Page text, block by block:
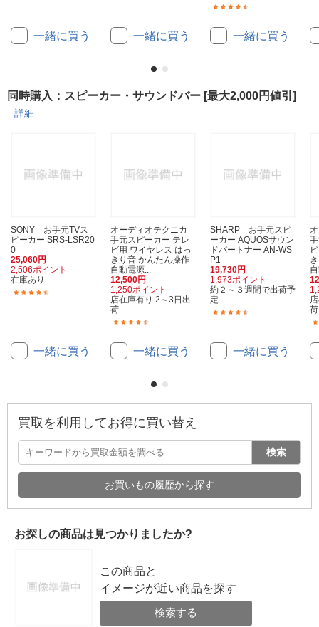
一緒に買う 一緒に買う 一緒に買う
同時購入：スピーカー・サウンドバー [最大2,000円値引]
詳細
SONY お手元TVス
ピーカー SRS-LSR20
0
25,060円
2,506ポイント
在庫あり
一緒に買う
オーディオテクニカ
手元スピーカー テレ
ビ用 ワイヤレス はっ
きり音 かんたん操作
自動電源...
12,500円
1,250ポイント
店在庫有り 2～3日出
荷
一緒に買う
SHARP お手元スピ
ーカー AQUOSサウン
ドパートナー AN-WS
P1
19,730円
1,973ポイント
約２～３週間で出荷予
定
一緒に買う
荷
買取を利用してお得に買い替え
検索
お買いもの履歴から探す
お探しの商品は見つかりましたか?
この商品と
イメージが近い商品を探す
検索する